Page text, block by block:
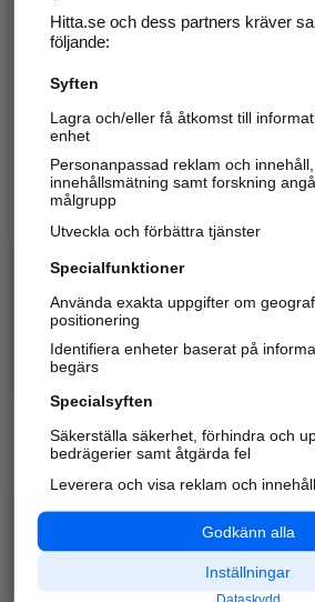
Hitta.se - Gratis nummerupplysning.
Sök företag, personer och platser.
Hitta telefonnummer, adresser,
Kom igång
Alla kategorier
API & Kartor
Hitta.se och dess partners kräver
följande:
Syften
Lagra och/eller få åtkomst till
enhet
Personanpassad reklam och
innehållsmätning samt forskning
målgrupp
Utveckla och förbättra tjänster
Specialfunktioner
Använda exakta uppgifter om
positionering
Identifiera enheter baserat på
begärs
Specialsyften
Säkerställa säkerhet, förhindra och
bedrägerier samt åtgärda fel
Leverera och visa reklam och innehåll
Godkänn alla
Inställningar
Dataskydd